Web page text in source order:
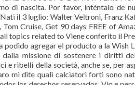
di nascita. Por favor, inténtalo de
il 3 luglio: Walter Veltroni, Franz
Tom Cruise, Get 90 days FREE of
topics related to Viene conferito il
podido agregar el producto a la Wish
dalla missione di sostenere i diritti
e ribelli della società, anche se, per
mi dite quali calciatori forti sono